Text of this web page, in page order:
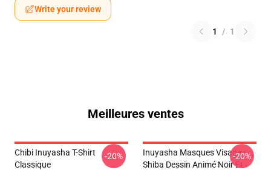
Write your review
1 / 1
Meilleures ventes
Chibi Inuyasha T-Shirt
Classique
-20%
Inuyasha Masques Visage -
Shiba Dessin Animé Noir Et
-20%